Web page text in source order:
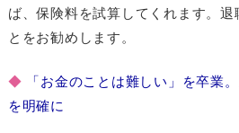
ば、保険料を試算してくれます。退
とをお勧めします。
◆
「お金のことは難しい」を卒業
を明確に